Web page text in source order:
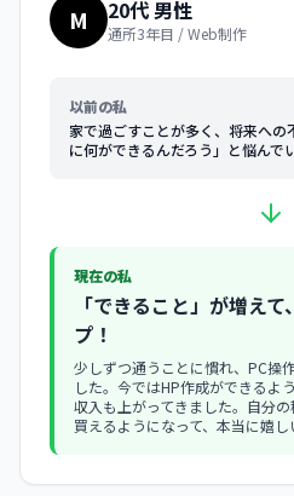
M 20代 男性
通所3年目 / Web制作
以前の私
家で過ごすことが多く、将来へ
に何ができるんだろう」と悩んで
現在の私
「できること」が増え
プ！
少しずつ通うことに慣れ、PC操
した。今ではHP作成ができるよ
収入も上がってきました。自分
買えるようになって、本当に嬉し